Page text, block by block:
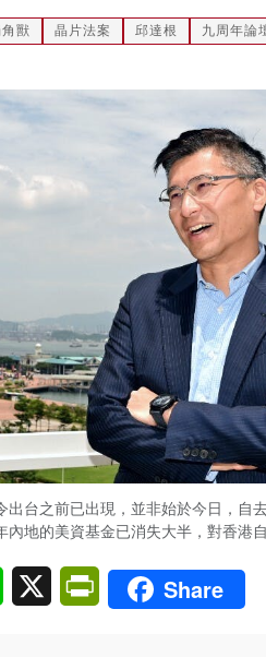
獸 晶片法案 邱達根 九周年論
台之前已出現，並非始於今日，自
地的美資基金已消失大半，對香港自
Line X PrintFriendly
Share